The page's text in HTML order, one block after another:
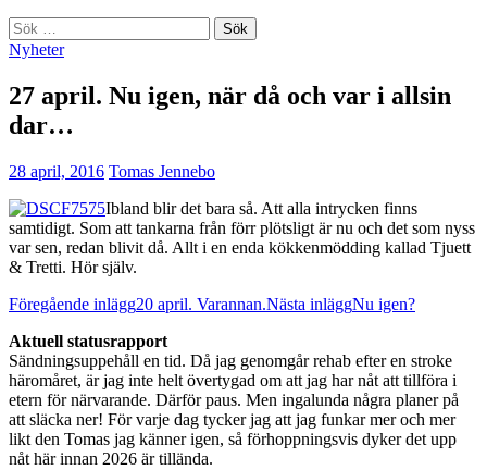
Sök
efter:
Nyheter
27 april. Nu igen, när då och var i allsin
dar…
28 april, 2016 Tomas Jennebo
Ibland blir det bara så. Att alla intrycken finns
samtidigt. Som att tankarna från förr plötsligt är nu och det som nyss
var sen, redan blivit då. Allt i en enda kökkenmödding kallad Tjuett
& Tretti. Hör själv.
Inläggsnavigering
Föregående inlägg20 april. Varannan.Nästa inläggNu igen?
Aktuell statusrapport
Sändningsuppehåll en tid. Då jag genomgår rehab efter en stroke
häromåret, är jag inte helt övertygad om att jag har nåt att tillföra i
etern för närvarande. Därför paus. Men ingalunda några planer på
att släcka ner! För varje dag tycker jag att jag funkar mer och mer
likt den Tomas jag känner igen, så förhoppningsvis dyker det upp
nåt här innan 2026 är tillända.